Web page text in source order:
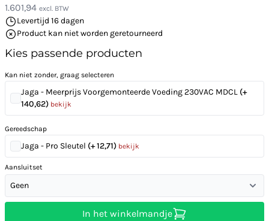
1.601,94 excl. BTW
Levertijd 16 dagen
Product kan niet worden geretourneerd
Kies passende producten
Kan niet zonder, graag selecteren
Jaga - Meerprijs Voorgemonteerde Voeding 230VAC MDCL (+
140,62) bekijk
Gereedschap
Jaga - Pro Sleutel (+ 12,71) bekijk
Aansluitset
Geen
In het winkelmandje